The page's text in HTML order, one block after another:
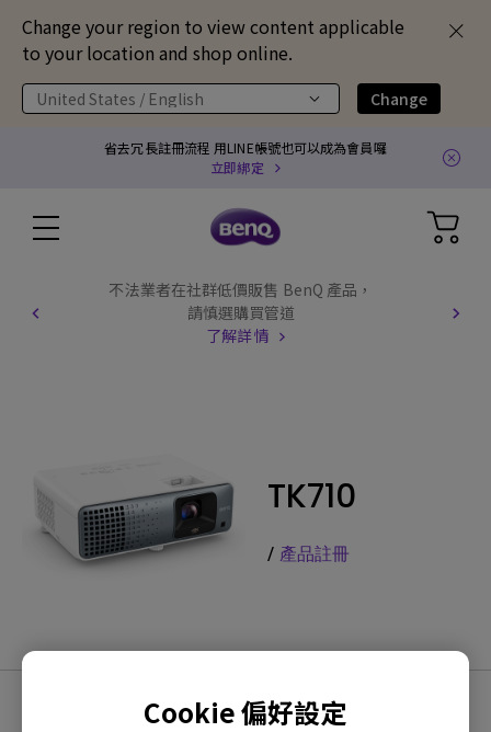
Change your region to view content applicable
to your location and shop online.
United States / English Change
Cookie 偏好設定
省去冗長註冊流程 用LINE帳號也可以成為會員囉
立即綁定
不法業者在社群低價販售 BenQ 產品，
請慎選購買管道
了解詳情
TK710
/ 產品註冊
軟體及驅動程式下載